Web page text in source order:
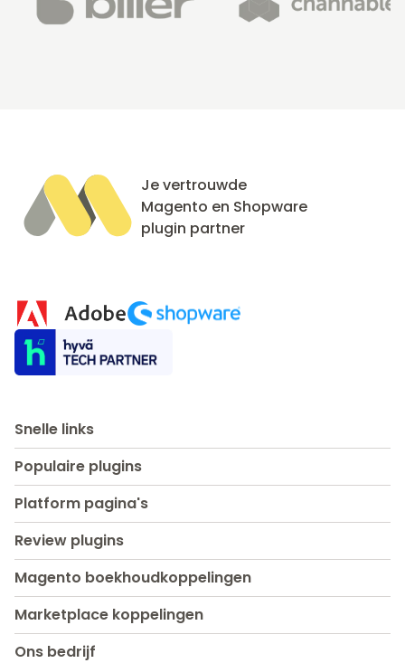
Je vertrouwde
Magento en Shopware
plugin partner
Snelle links
Populaire plugins
Platform pagina's
Review plugins
Magento boekhoudkoppelingen
Marketplace koppelingen
Ons bedrijf